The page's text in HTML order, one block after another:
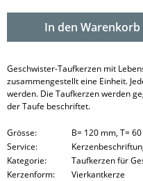
In den Warenkorb
Geschwister-Taufkerzen mit
zusammengestellt eine Einheit.
werden. Die Taufkerzen werden
der Taufe beschriftet.
Grösse:
B= 120 mm, T=
Service:
Kategorie:
Taufkerzen für
Kerzenform:
Vierkantkerze